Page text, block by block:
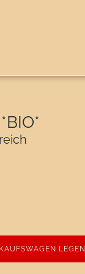
LEGEN